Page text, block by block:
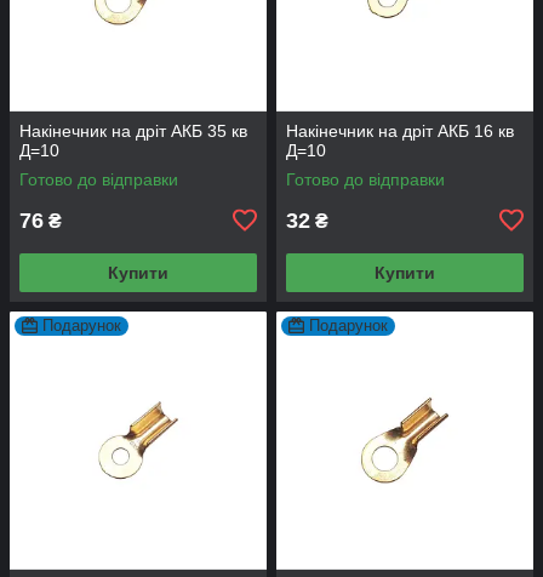
Накінечник на дріт АКБ 35 кв
Д=10
Готово до відправки
76 ₴
Купити
Накінечник на дріт АКБ 16 кв
Д=10
Готово до відправки
32 ₴
Купити
Подарунок Подарунок